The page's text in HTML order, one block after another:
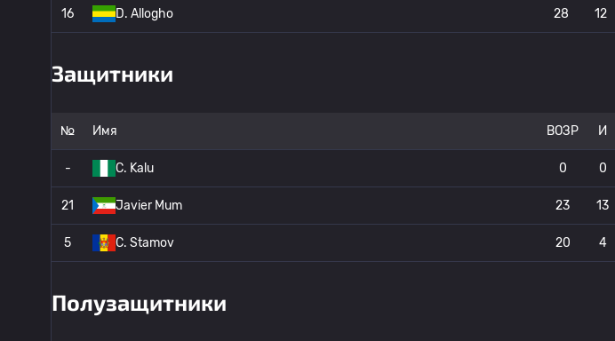
16 D. Allogho 28 12
Защитники
№ Имя ВОЗР И
- C. Kalu 0 0
21 Javier Mum 23 13
5 C. Stamov 20 4
Полузащитники